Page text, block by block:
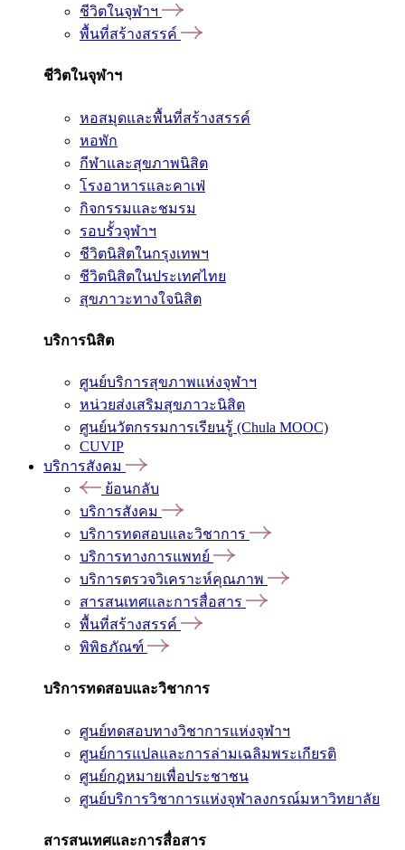
ชีวิตในจุฬาฯ
พื้นที่สร้างสรรค์
ชีวิตในจุฬาฯ
หอสมุดและพื้นที่สร้างสรรค์
หอพัก
กีฬาและสุขภาพนิสิต
โรงอาหารและคาเฟ่
กิจกรรมและชมรม
รอบรั้วจุฬาฯ
ชีวิตนิสิตในกรุงเทพฯ
ชีวิตนิสิตในประเทศไทย
สุขภาวะทางใจนิสิต
บริการนิสิต
ศูนย์บริการสุขภาพแห่งจุฬาฯ
หน่วยส่งเสริมสุขภาวะนิสิต
ศูนย์นวัตกรรมการเรียนรู้ (Chula MOOC)
CUVIP
บริการสังคม
ย้อนกลับ
บริการสังคม
บริการทดสอบและวิชาการ
บริการทางการแพทย์
บริการตรวจวิเคราะห์คุณภาพ
สารสนเทศและการสื่อสาร
พื้นที่สร้างสรรค์
พิพิธภัณฑ์
บริการทดสอบและวิชาการ
ศูนย์ทดสอบทางวิชาการแห่งจุฬาฯ
ศูนย์การแปลและการล่ามเฉลิมพระเกียรติ
ศูนย์กฎหมายเพื่อประชาชน
ศูนย์บริการวิชาการแห่งจุฬาลงกรณ์มหาวิทยาลัย
สารสนเทศและการสื่อสาร